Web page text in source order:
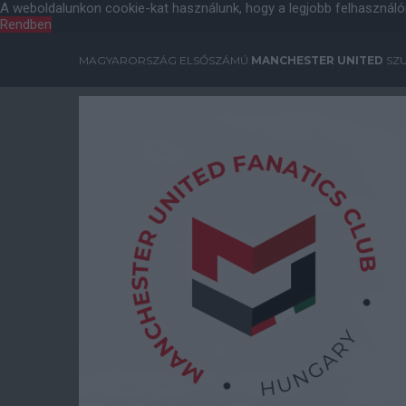
A weboldalunkon cookie-kat használunk, hogy a legjobb
Rendben
MAGYARORSZÁG ELSŐSZÁMÚ MANCHESTER UNITED